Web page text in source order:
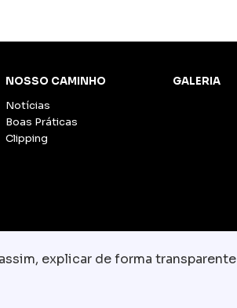
NOSSO CAMINHO
Notícias
Boas Práticas
Clipping
GALERIA
explicar de forma transparente